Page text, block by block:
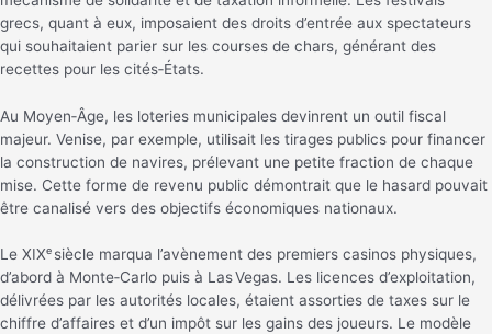
grecs, quant à eux, imposaient des droits d’entrée aux spectateurs
qui souhaitaient parier sur les courses de chars, générant des
recettes pour les cités‑États.
Au Moyen‑Âge, les loteries municipales devinrent un outil fiscal
majeur. Venise, par exemple, utilisait les tirages publics pour financer
la construction de navires, prélevant une petite fraction de chaque
mise. Cette forme de revenu public démontrait que le hasard pouvait
être canalisé vers des objectifs économiques nationaux.
Le XIXᵉ siècle marqua l’avènement des premiers casinos physiques,
d’abord à Monte‑Carlo puis à Las Vegas. Les licences d’exploitation,
délivrées par les autorités locales, étaient assorties de taxes sur le
chiffre d’affaires et d’un impôt sur les gains des joueurs. Le modèle